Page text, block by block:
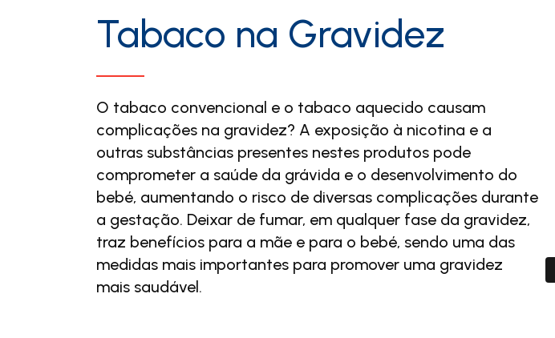
Tabaco na Gravidez
O tabaco convencional e o tabaco aquecido causam
complicações na gravidez? A exposição à nicotina e a
outras substâncias presentes nestes produtos pode
comprometer a saúde da grávida e o desenvolvimento do
bebé, aumentando o risco de diversas complicações durante
a gestação. Deixar de fumar, em qualquer fase da gravidez,
traz benefícios para a mãe e para o bebé, sendo uma das
medidas mais importantes para promover uma gravidez
mais saudável.